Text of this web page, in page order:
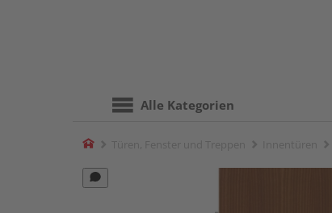
Alle Kategorien
Home